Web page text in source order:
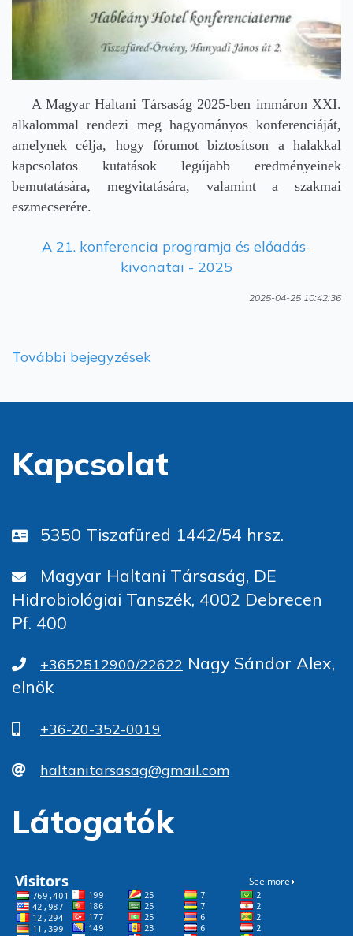
A Magyar Haltani Társaság 2025-ben immáron XXI.
alkalommal rendezi meg hagyományos konferenciáját,
amelynek célja, hogy fórumot biztosítson a halakkal
kapcsolatos kutatások legújabb eredményeinek
bemutatására, megvitatására, valamint a szakmai
eszmecserére.
A 21. konferencia programja és előadás-
kivonatai - 2025
2025-04-25 10:42:36
További bejegyzések
Kapcsolat
5350 Tiszafüred 1442/54 hrsz.
Magyar Haltani Társaság, DE
Hidrobiológiai Tanszék, 4002 Debrecen
Pf. 400
+3652512900/22622 Nagy Sándor Alex,
elnök
+36-20-352-0019
haltanitarsasag@gmail.com
Látogatók